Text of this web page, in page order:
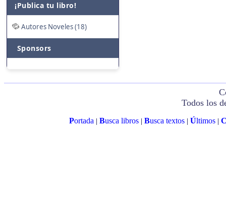
¡Publica tu libro!
Autores Noveles (18)
Sponsors
Todos los
Portada| Busca libros| Busca textos| Últimos|